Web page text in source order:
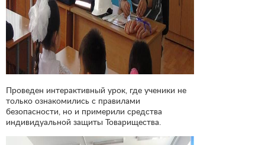
Проведен интерактивный урок, где ученики не
только ознакомились с правилами
безопасности, но и примерили средства
индивидуальной защиты Товарищества.